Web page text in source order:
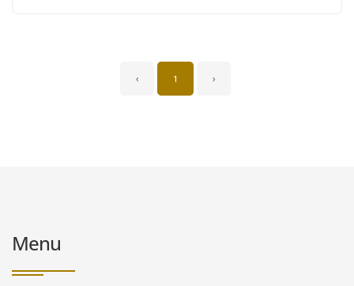
‹ 1 ›
Menu